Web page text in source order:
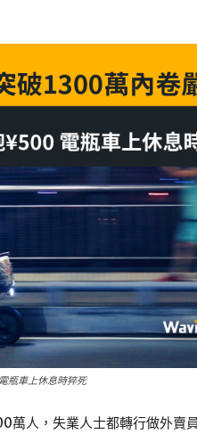
瓶車上休息時猝死
萬人，失業人士都轉行做外賣